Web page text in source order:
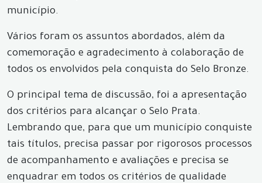
município.
Vários foram os assuntos abordados, além da
comemoração e agradecimento à colaboração de
todos os envolvidos pela conquista do Selo Bronze.
O principal tema de discussão, foi a apresentação
dos critérios para alcançar o Selo Prata.
Lembrando que, para que um município conquiste
tais títulos, precisa passar por rigorosos processos
de acompanhamento e avaliações e precisa se
enquadrar em todos os critérios de qualidade